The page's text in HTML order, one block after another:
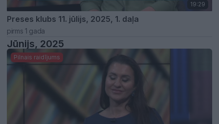
19:29
Preses klubs 11. jūlijs, 2025, 1. daļa
pirms 1 gada
Jūnijs, 2025
Pilnais raidījums